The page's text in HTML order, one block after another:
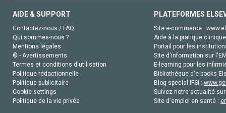
AIDE & SUPPORT
Contactez-nous / FAQ
Qui sommes-nous ?
Mentions légales
© - Avertissements
Termes et conditions d'utilisation
Politique rédactionnelle
Politique publicitaire
Cookie settings
Politique de la vie privée
PLATEFORMES
Site e-commerce :
Aide à la pratique
Portail pour les
Site d'information sur
E-learning pour les
Bibliothèque d'e-books
Blog special IFSI :
Suivez notre actualité
Site d'emploi en santé :